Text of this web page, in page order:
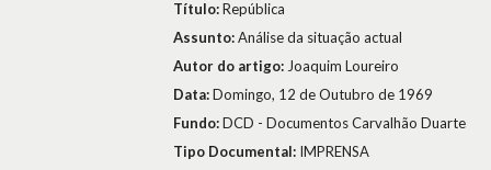
Título:República
Assunto:Análise da situação actual
Autor do artigo: Joaquim Loureiro
Data:Domingo, 12 de Outubro de 1969
Fundo:DCD - Documentos Carvalhão Duarte
Tipo Documental: IMPRENSA